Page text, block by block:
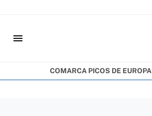
menu
COMARCA PICOS DE EUROPA